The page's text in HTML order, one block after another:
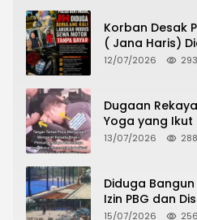
Korban Desak
( Jana Haris)
Lakukan
12/07/2026 293
Dugaan
Yoga yang Ikut
Pencurian Toko
13/07/2026 288
Diduga
Izin PBG dan
CKTRP dan
15/07/2026 256